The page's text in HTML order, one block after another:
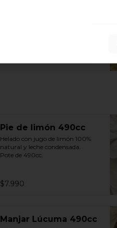
Pie de limón 490cc
Helado con jugo de limón 100%
natural y leche condensada.
Pote de 490cc.
$7.990
Manjar Lúcuma 490cc